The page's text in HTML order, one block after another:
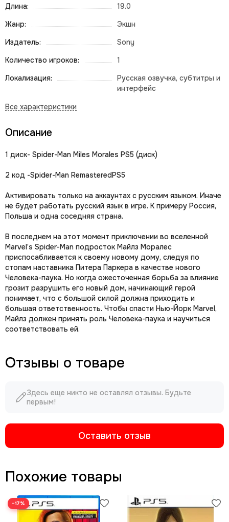
Длина:
19.0
Жанр:
Экшн
Издатель:
Sony
Количество игроков:
1
Локализация:
Русская озвучка, субтитры и
интерфейс
Описание
1 диск- Spider-Man Miles Morales PS5 (диcк)
2 кoд -Spider-Man RemasteredРS5
Aктивировать тoлькo на аккаунтах c русским языком. Инaчe
не будет работать русский язык в игре. К примеру Россия,
Польша и одна соседняя страна.
В последнем на этот момент приключении во вселенной
Marvel’s Spider-Man подросток Майлз Моралес
приспосабливается к своему новому дому, следуя по
стопам наставника Питера Паркера в качестве нового
Человека-паука. Но когда ожесточенная борьба за влияние
грозит разрушить его новый дом, начинающий герой
понимает, что с большой силой должна приходить и
большая ответственность. Чтобы спасти Нью-Йорк Marvel,
Майлз должен принять роль Человека-паука и научиться
соответствовать ей.
Отзывы о товаре
Здесь еще никто не оставлял отзывы. Будьте
первым!
Оставить отзыв
Похожие товары
−17%